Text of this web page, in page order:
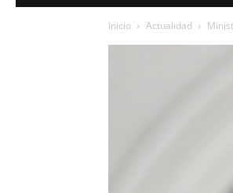
Inicio Actualidad